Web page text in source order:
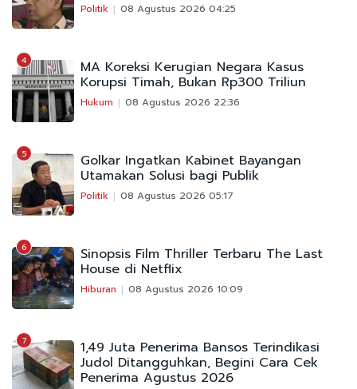
Politik 08 Agustus 2026 04:25
4 MA Koreksi Kerugian Negara Kasus
Korupsi Timah, Bukan Rp300 Triliun
Hukum 08 Agustus 2026 22:36
5 Golkar Ingatkan Kabinet Bayangan
Utamakan Solusi bagi Publik
Politik 08 Agustus 2026 05:17
6 Sinopsis Film Thriller Terbaru The Last
House di Netflix
Hiburan 08 Agustus 2026 10:09
7 1,49 Juta Penerima Bansos Terindikasi
Judol Ditangguhkan, Begini Cara Cek
Penerima Agustus 2026